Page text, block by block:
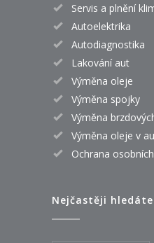
Servis a plnění
Autoelektrika
Autodiagnostika
Lakování aut
Výměna oleje
Výměna spojky
Výměna
Výměna oleje v
Ochrana
Nejčastěji hledáte